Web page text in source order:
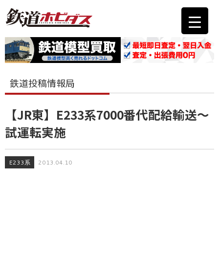
鉄道投稿情報局
【JR東】E233系7000番代配給輸送～
試運転実施
E233系 2013.04.10